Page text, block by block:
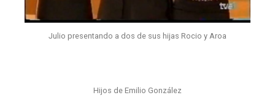
Julio presentando a dos de sus hijas Rocio y Aroa
Hijos de Emilio González